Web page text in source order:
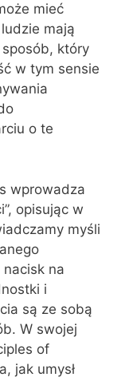
mieć
mają
który
w tym sensie
o te
wprowadza
opisując w
myśli
nacisk na
i
są ze sobą
W swojej
of
jak umysł